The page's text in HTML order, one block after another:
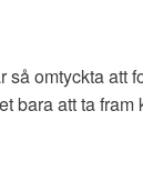
så omtyckta att
bara att ta